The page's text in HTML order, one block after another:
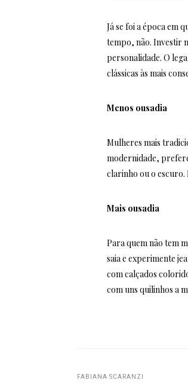
Já se foi a época em
tempo, não. Investir
personalidade. O
clássicas às mais
Menos ousadia
Mulheres mais
modernidade,
clarinho ou o escuro.
Mais ousadia
Para quem não tem
saia e experimente
com calçados
com uns quilinhos a
FABIANA SCARANZI